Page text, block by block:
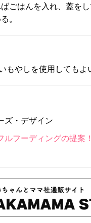
ごはんを入れ、蓋を
。
もやしを使用してもよ
ズ・デザイン
ルフーディングの提